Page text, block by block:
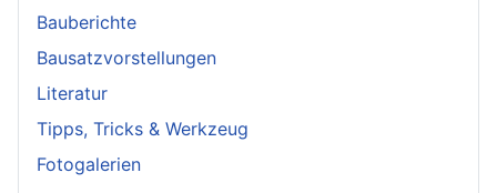
Bauberichte
Bausatzvorstellungen
Literatur
Tipps, Tricks & Werkzeug
Fotogalerien